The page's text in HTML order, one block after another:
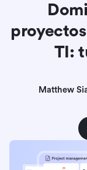
TI:
Matthew